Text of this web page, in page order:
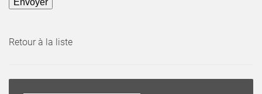
Retour à la liste